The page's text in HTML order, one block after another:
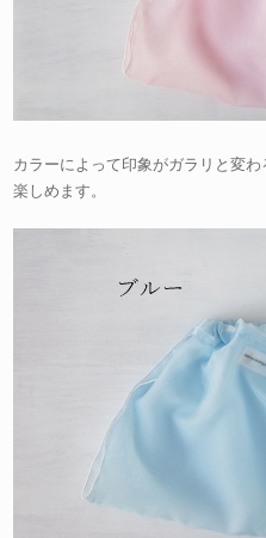
カラーによって印象がガラリと変
楽しめます。